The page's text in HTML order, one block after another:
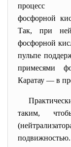
фосфорной
Так, при
фосфорной
пульпе
примесями
Каратау — в
таким,
подвижностью.